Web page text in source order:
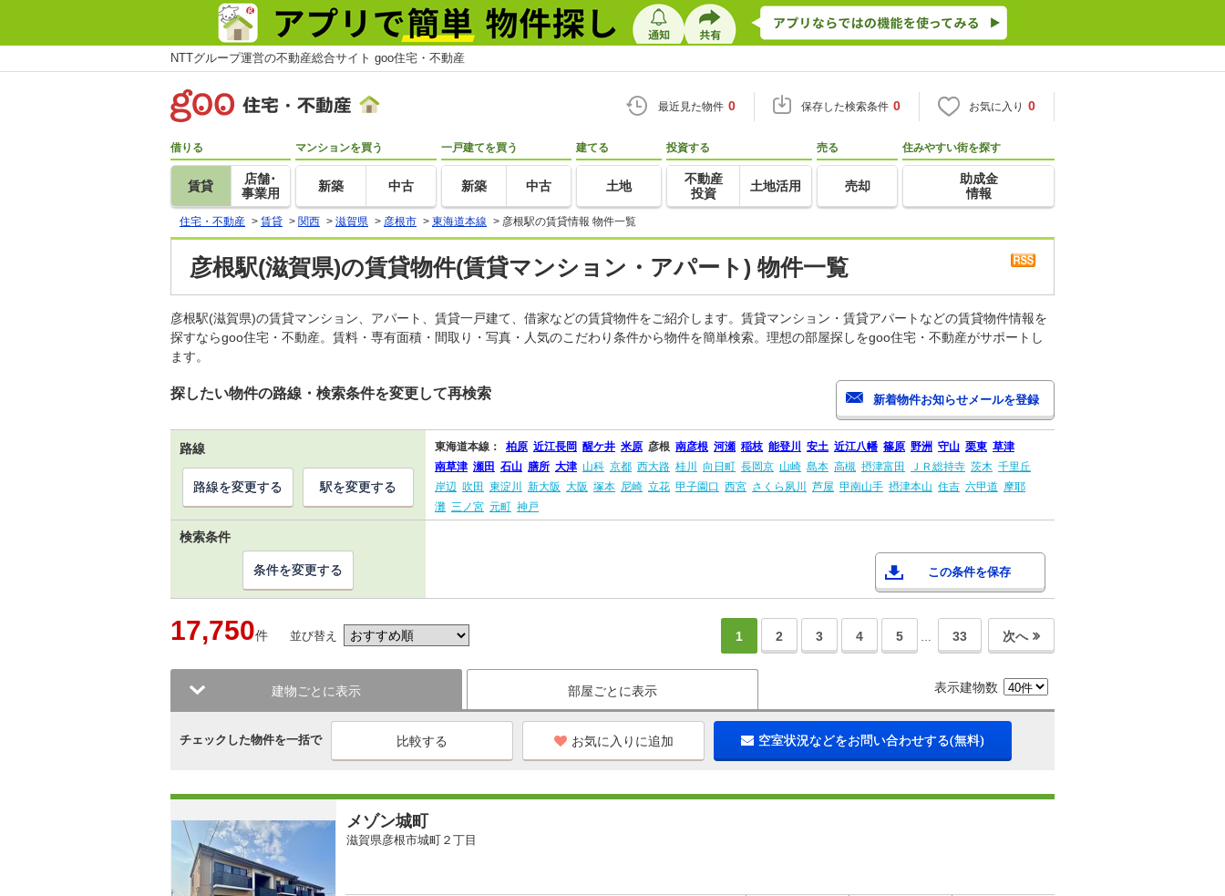
NTTグループ運営の不動産総合サイト goo住宅・不動産
最近見た物件 0 保存した検索条件 0 お気に入り 0
借りる
賃貸
店舗･
事業用
マンションを買う
新築 中古
一戸建てを買う
新築 中古
建てる
土地
投資する
不動産
投資
土地活用
売る
売却
住みやすい街を探す
助成金
情報
住宅・不動産 > 賃貸 > 関西 > 滋賀県 > 彦根市 > 東海道本線 > 彦根駅の賃貸情報 物件一覧
彦根駅(滋賀県)の賃貸物件(賃貸マンション・アパート) 物件一覧
彦根駅(滋賀県)の賃貸マンション、アパート、賃貸一戸建て、借家などの賃貸物件をご紹介します。賃貸マンション・賃貸アパートなどの賃貸物件情報を
探すならgoo住宅・不動産。賃料・専有面積・間取り・写真・人気のこだわり条件から物件を簡単検索。理想の部屋探しをgoo住宅・不動産がサポートし
ます。
探したい物件の路線・検索条件を変更して再検索
路線 東海道本線： 柏原 近江長岡 醒ケ井 米原 彦根 南彦根 河瀬 稲枝 能登川 安土 近江八幡 篠原 野洲 守山 栗東 草津
南草津 瀬田 石山 膳所 大津 山科 京都 西大路 桂川 向日町 長岡京 山崎 島本 高槻 摂津富田 ＪＲ総持寺 茨木 千里丘
岸辺 吹田 東淀川 新大阪 大阪 塚本 尼崎 立花 甲子園口 西宮 さくら夙川 芦屋 甲南山手 摂津本山 住吉 六甲道 摩耶
灘 三ノ宮 元町 神戸
路線を変更する 駅を変更する
検索条件
この条件を保存
条件を変更する
17,750件 並び替え 1 2 3 4 5 … 33 次へ
建物ごとに表示 部屋ごとに表示 表示建物数
チェックした物件を一括で お気に入りに追加 空室状況などをお問い合わせする(無料)
メゾン城町
滋賀県彦根市城町２丁目